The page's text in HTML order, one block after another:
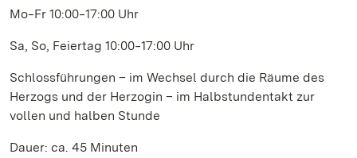
Mo‒Fr 10:00‒17:00 Uhr
Sa, So, Feiertag 10:00‒17:00 Uhr
Schlossführungen – im Wechsel durch die Räume des
Herzogs und der Herzogin – im Halbstundentakt zur
vollen und halben Stunde
Dauer: ca. 45 Minuten